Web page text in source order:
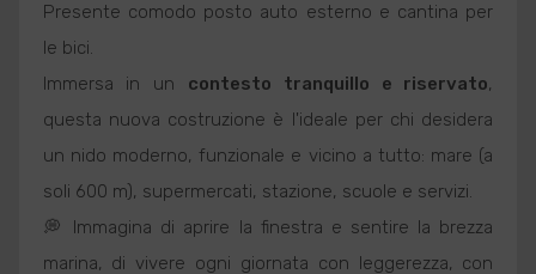
Presente comodo posto auto esterno e cantina per
le bici.
Immersa in un contesto tranquillo e riservato,
questa nuova costruzione è l'ideale per chi desidera
un nido moderno, funzionale e vicino a tutto: mare (a
soli 600 m), supermercati, stazione, scuole e servizi.
💭 Immagina di aprire la finestra e sentire la brezza
marina, di vivere ogni giornata con leggerezza, con